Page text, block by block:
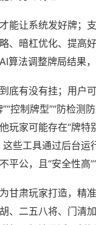
能让系统发好牌；
、暗杠优化、提高
算法调整牌局结果，
底有没有挂；用户
控制牌型”“防检测防
玩家可能存在“牌特
这些工具通过后台运
平公，且“安全性高
甘肃玩家打造，精
、二五八将、门清